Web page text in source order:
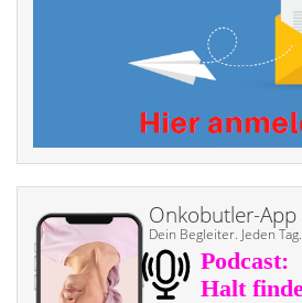
Onkobutler-App
Dein Begleiter. Jeden Tag.